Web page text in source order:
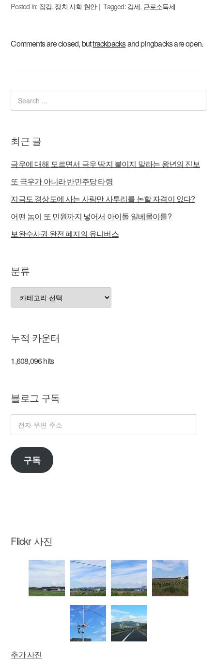
Posted in: 잡감, 정치 사회 현안 Tagged: 감세, 근로소득세
Comments are closed, buttrackbacksand pingbacks are open.
최근 글
극우에 대해 모르면서 극우 딱지 붙이지 말라는 왕년의 진보
또 극우가 아니라 반민주당 타령
지금도 경상도에 사는 사람만 사투리를 논할 자격이 있다?
어떤 놈이 또 민원까지 넣어서 아이돌 일베몰이를?
보완수사권 완전 폐지의 유니버스
분류
류
누적 카운터
1,608,096 hits
블로그 구독
자
우
편
주
구독
Flickr 사진
추가 사진